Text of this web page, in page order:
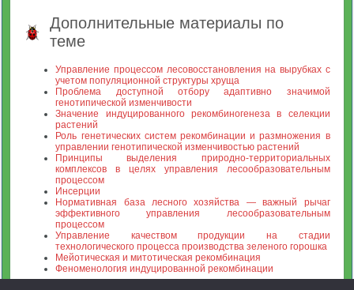
Дополнительные материалы по
теме
Управление процессом лесовосстановления на вырубках с
учетом популяционной структуры хруща
Проблема доступной отбору адаптивно значимой
генотипической изменчивости
Значение индуцированного рекомбиногенеза в селекции
растений
Роль генетических систем рекомбинации и размножения в
управлении генотипической изменчивостью растений
Принципы выделения природно-территориальных
комплексов в целях управления лесообразовательным
процессом
Инсерции
Нормативная база лесного хозяйства — важный рычаг
эффективного управления лесообразовательным
процессом
Управление качеством продукции на стадии
технологического процесса производства зеленого горошка
Мейотическая и митотическая рекомбинация
Феноменология индуцированной рекомбинации